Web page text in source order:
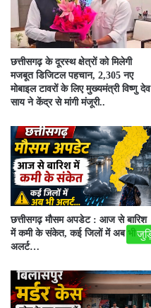
छत्तीसगढ़ के दूरस्थ क्षेत्रों को मिलेगी
मजबूत डिजिटल पहचान, 2,305 नए
मोबाइल टावरों के लिए मुख्यमंत्री विष्णु देव
साय ने केंद्र से मांगी मंजूरी..
छत्तीसगढ़ मौसम अपडेट : आज से बारिश
में कमी के संकेत, कई जिलों में अब भी
अलर्ट…